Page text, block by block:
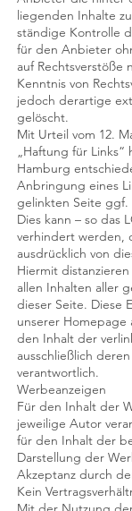
liegenden Inhalte
ständige Kontrolle
für den Anbieter
auf Rechtsverstöße
Kenntnis von
jedoch derartige
gelöscht.
Mit Urteil vom 12.
„Haftung für Links“
Hamburg
Anbringung eines
gelinkten Seite
Dies kann – so das
verhindert werden,
ausdrücklich von
Hiermit
allen Inhalten aller
dieser Seite. Diese
unserer Homepage
den Inhalt der
ausschließlich
verantwortlich.
Werbeanzeigen
Für den Inhalt der
jeweilige Autor
für den Inhalt der
Darstellung der
Akzeptanz durch
Kein